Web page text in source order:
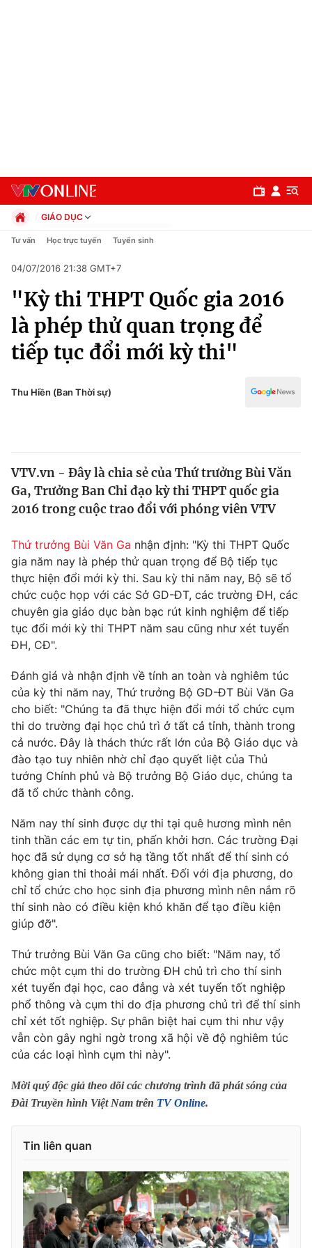
Chuyên mục
Chính trị
Xã hội
Pháp luật
Thế giới
Tin tức
Câu chuyện quốc tế
Kinh tế
Tài chính
Thị trường
Góc doanh nghiệp
Dữ liệu và đời sống
Truyền hình
Phim VTV
Hậu trường
Nhân vật
Khán giả
Giải sao mai
Giải trí
Điện ảnh
Âm nhạc
Sao
Đời sống
Du lịch
Làm đẹp
Chất lượng cuộc sống
Giáo dục
Tuyển sinh
Học trực tuyến
Công nghệ
Hitech Công nghệ tương lai
Sản phẩm
Thị trường
Tư vấn
Giao lưu trực tuyến
Lịch phát sóng
Chuyên mục khác
Emagazine
Photo Infographic
Video Shorts video
VTV Money VTV Thể thao
VTV Sức khoẻ Bất động sản
VTV9 VTV8
Liên hệ tòa soạn English
GIÁO DỤC
Chính trị
Pháp luật
Kinh tế
Thể thao
Truyền hình
Văn hóa - Giải trí
Y tế
Công nghệ
Tư vấn Học trực tuyến Tuyển sinh
04/07/2016 21:38 GMT+7
"Kỳ thi THPT Quốc gia 2016
là phép thử quan trọng để
tiếp tục đổi mới kỳ thi"
Thu Hiền (Ban Thời sự)
VTV.vn - Đây là chia sẻ của Thứ trưởng Bùi Văn
Ga, Trưởng Ban Chỉ đạo kỳ thi THPT quốc gia
2016 trong cuộc trao đổi với phóng viên VTV
Thứ trưởng Bùi Văn Ga nhận định: "Kỳ thi THPT Quốc
gia năm nay là phép thử quan trọng để Bộ tiếp tục
thực hiện đổi mới kỳ thi. Sau kỳ thi năm nay, Bộ sẽ tổ
chức cuộc họp với các Sở GD-ĐT, các trường ĐH, các
chuyên gia giáo dục bàn bạc rút kinh nghiệm để tiếp
tục đổi mới kỳ thi THPT năm sau cũng như xét tuyển
ĐH, CĐ".
Đánh giá và nhận định về tính an toàn và nghiêm túc
của kỳ thi năm nay, Thứ trưởng Bộ GD-ĐT Bùi Văn Ga
cho biết: "Chúng ta đã thực hiện đổi mới tổ chức cụm
thi do trường đại học chủ trì ở tất cả tỉnh, thành trong
cả nước. Đây là thách thức rất lớn của Bộ Giáo dục và
đào tạo tuy nhiên nhờ chỉ đạo quyết liệt của Thủ
tướng Chính phủ và Bộ trưởng Bộ Giáo dục, chúng ta
đã tổ chức thành công.
Năm nay thí sinh được dự thi tại quê hương mình nên
tinh thần các em tự tin, phấn khởi hơn. Các trường Đại
học đã sử dụng cơ sở hạ tầng tốt nhất để thí sinh có
không gian thi thoải mái nhất. Đối với địa phương, do
chỉ tổ chức cho học sinh địa phương mình nên nắm rõ
thí sinh nào có điều kiện khó khăn để tạo điều kiện
giúp đỡ".
Thứ trưởng Bùi Văn Ga cũng cho biết: "Năm nay, tổ
chức một cụm thi do trường ĐH chủ trì cho thí sinh
xét tuyển đại học, cao đẳng và xét tuyển tốt nghiệp
phổ thông và cụm thi do địa phương chủ trì để thí sinh
chỉ xét tốt nghiệp. Sự phân biệt hai cụm thi như vậy
vẫn còn gây nghi ngờ trong xã hội về độ nghiêm túc
của các loại hình cụm thi này".
Mời quý độc giả theo dõi các chương trình đã phát sóng của
Đài Truyền hình Việt Nam trên TV Online.
Tin liên quan